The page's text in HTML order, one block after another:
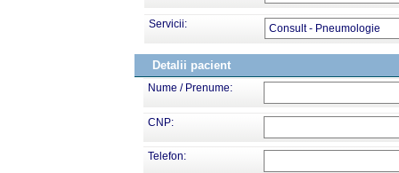
Servicii: Consult - Pneumologie
Detalii pacient
Nume / Prenume:
CNP:
Telefon: